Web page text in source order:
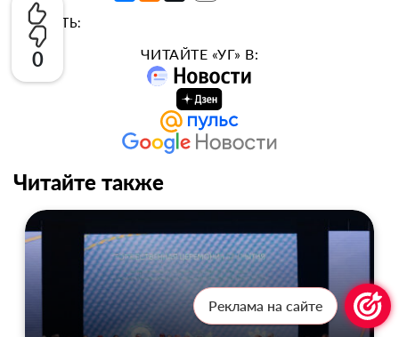
0
ОЦЕНИТЬ:
ЧИТАЙТЕ «УГ» В:
Читайте также
Реклама на сайте